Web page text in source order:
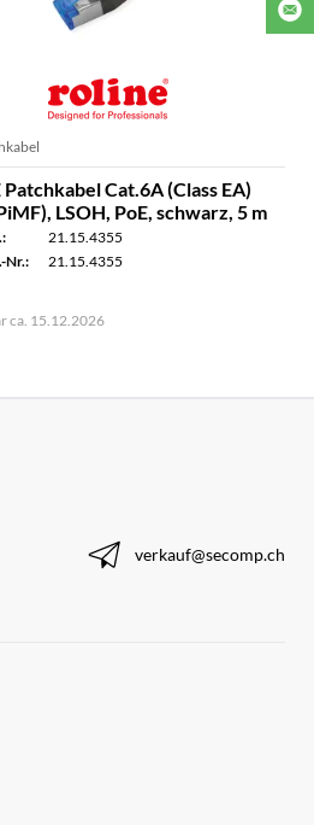
Patchkabel Cat.6A (Class EA)
LSOH, PoE, schwarz, 5 m
21.15.4355
Nr.:
21.15.4355
ca. 15.12.2026
verkauf@secomp.ch